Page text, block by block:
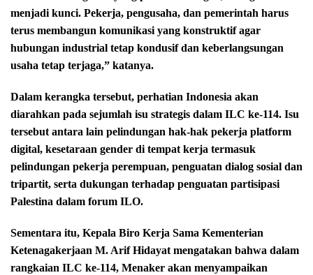
menjadi kunci. Pekerja, pengusaha, dan pemerintah harus
terus membangun komunikasi yang konstruktif agar
hubungan industrial tetap kondusif dan keberlangsungan
usaha tetap terjaga,” katanya.
Dalam kerangka tersebut, perhatian Indonesia akan
diarahkan pada sejumlah isu strategis dalam ILC ke-114. Isu
tersebut antara lain pelindungan hak-hak pekerja platform
digital, kesetaraan gender di tempat kerja termasuk
pelindungan pekerja perempuan, penguatan dialog sosial dan
tripartit, serta dukungan terhadap penguatan partisipasi
Palestina dalam forum ILO.
Sementara itu, Kepala Biro Kerja Sama Kementerian
Ketenagakerjaan M. Arif Hidayat mengatakan bahwa dalam
rangkaian ILC ke-114, Menaker akan menyampaikan